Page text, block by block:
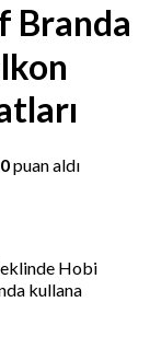
Branda
puan aldı
Hobi
kullana